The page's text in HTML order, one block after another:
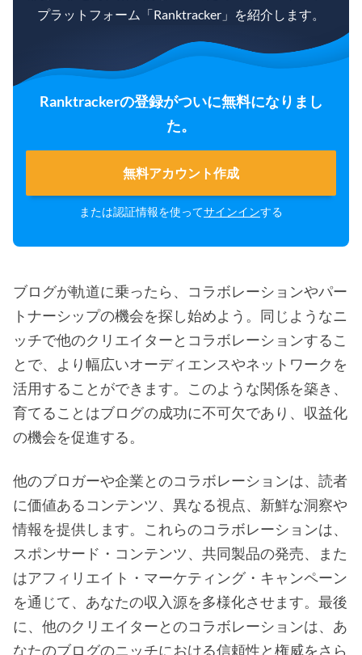
プラットフォーム「Ranktracker」を紹介します。
Ranktrackerの登録がついに無料になりまし
た。
無料アカウント作成
または認証情報を使ってサインインする
ブログが軌道に乗ったら、コラボレーションやパー
トナーシップの機会を探し始めよう。同じようなニ
ッチで他のクリエイターとコラボレーションするこ
とで、より幅広いオーディエンスやネットワークを
活用することができます。このような関係を築き、
育てることはブログの成功に不可欠であり、収益化
の機会を促進する。
他のブロガーや企業とのコラボレーションは、読者
に価値あるコンテンツ、異なる視点、新鮮な洞察や
情報を提供します。これらのコラボレーションは、
スポンサード・コンテンツ、共同製品の発売、また
はアフィリエイト・マーケティング・キャンペーン
を通じて、あなたの収入源を多様化させます。最後
に、他のクリエイターとのコラボレーションは、あ
なたのブログのニッチにおける信頼性と権威をさら